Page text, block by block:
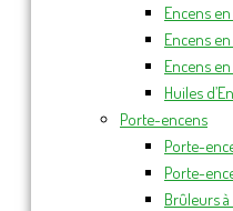
Encens
Encens
Encens
Huiles
Porte-encens
Porte-
Porte-
Brûleurs